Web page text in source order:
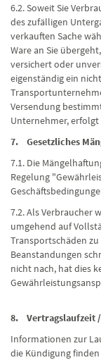
6.2. Soweit Sie
des zufälligen
verkauften Sache
Ware an Sie
versichert oder
eigenständig ein
Versendung
Unternehmer, erfolgt
7. Gesetzliches
7.1. Die
Regelung
7.2. Als Verbraucher
umgehend auf
Transportschäden
Beanstandungen
nicht nach, hat dies
8. Vertragslaufzeit
Informationen zur
die Kündigung